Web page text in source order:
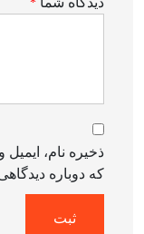
*
ذخیره نام،
که دوباره